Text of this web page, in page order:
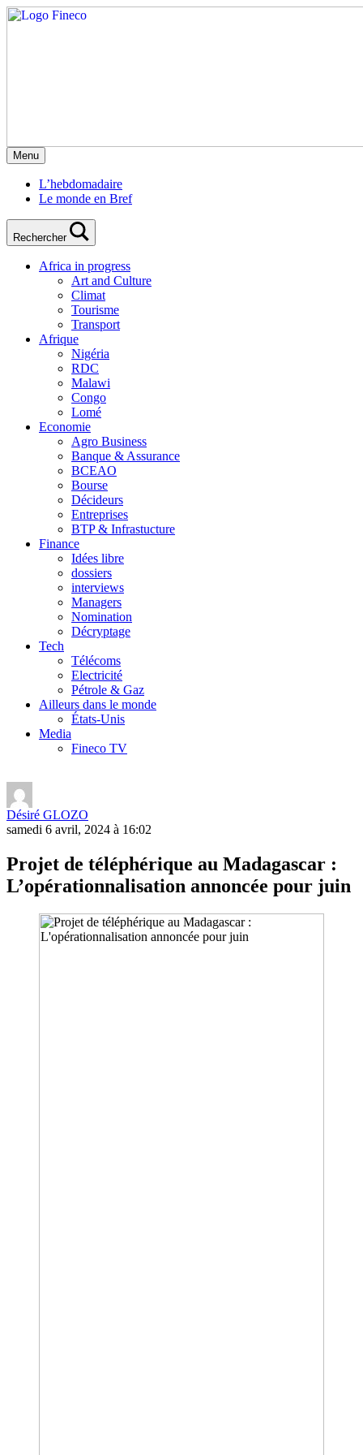
Menu
L’hebdomadaire
Le monde en Bref
Rechercher
Africa in progress
Art and Culture
Climat
Tourisme
Transport
Afrique
Nigéria
RDC
Malawi
Congo
Lomé
Economie
Agro Business
Banque & Assurance
BCEAO
Bourse
Décideurs
Entreprises
BTP & Infrastucture
Finance
Idées libre
dossiers
interviews
Managers
Nomination
Décryptage
Tech
Télécoms
Electricité
Pétrole & Gaz
Ailleurs dans le monde
États-Unis
Media
Fineco TV
Désiré GLOZO
samedi 6 avril, 2024 à 16:02
Projet de téléphérique au Madagascar :
L’opérationnalisation annoncée pour juin